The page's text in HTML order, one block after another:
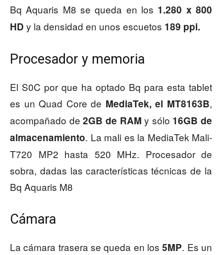
Bq Aquaris M8 se queda en los 1.280 x 800
HD y la densidad en unos escuetos 189 ppi.
Procesador y memoria
El S0C por que ha optado Bq para esta tablet
es un Quad Core de MediaTek, el MT8163B,
acompañado de2GB de RAM y sólo 16GB de
almacenamiento. La mali es la MediaTek Mali-
T720 MP2 hasta 520 MHz. Procesador de
sobra, dadas las características técnicas de la
Bq Aquaris M8
Cámara
La cámara trasera se queda en los5MP. Es un